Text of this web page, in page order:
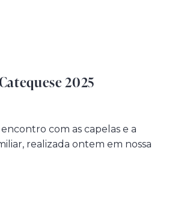
2025
com as capelas e a
realizada ontem em nossa